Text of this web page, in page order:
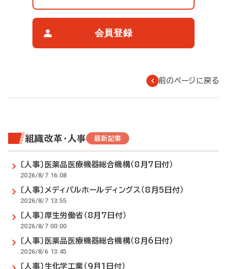
会員登録
前のページに戻る
組織改革・人事 最新記事
〔人事〕医薬品医療機器総合機構（8月7日付）
2026/8/7 16:08
〔人事〕メディパルホールディングス（8月5日付）
2026/8/7 13:55
〔人事〕厚生労働省（8月7日付）
2026/8/7 00:00
〔人事〕医薬品医療機器総合機構（8月6日付）
2026/8/6 13:45
〔人事〕生化学工業（9月1日付）